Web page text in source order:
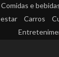
Comidas e
Carros